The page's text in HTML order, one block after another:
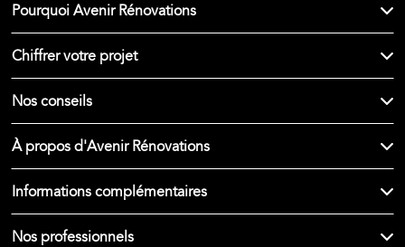
Pourquoi Avenir Rénovations
Chiffrer votre projet
Nos conseils
À propos d'Avenir Rénovations
Informations complémentaires
Nos professionnels